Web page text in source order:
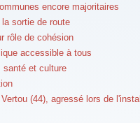
encore majoritaires
sortie de route
rôle de cohésion
accessible à tous
santé et culture
(44), agressé lors de